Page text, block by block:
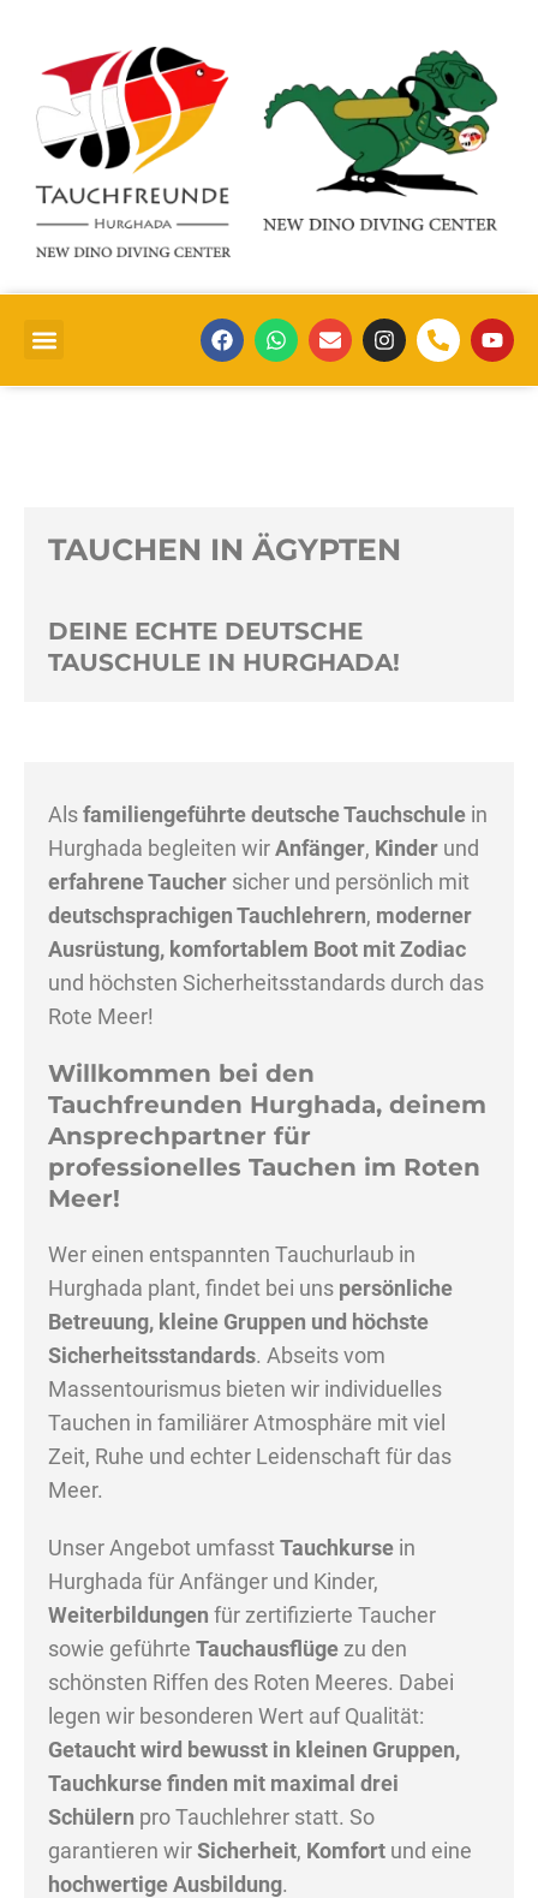
TAUCHEN IN ÄGYPTEN
DEINE ECHTE DEUTSCHE
TAUSCHULE IN HURGHADA!
Alsfamiliengeführte deutsche Tauchschule in
Hurghada begleiten wirAnfänger, Kinder und
erfahrene Taucher sicher und persönlich mit
deutschsprachigen Tauchlehrern, moderner
Ausrüstung, komfortablem Boot mit Zodiac
und höchsten Sicherheitsstandards durch das
Rote Meer!
Willkommen bei den
Tauchfreunden Hurghada, deinem
Ansprechpartner für
professionelles Tauchen im Roten
Meer!
Wer einen entspannten Tauchurlaub in
Hurghada plant, findet bei uns persönliche
Betreuung, kleine Gruppen und höchste
Sicherheitsstandards. Abseits vom
Massentourismus bieten wir individuelles
Tauchen in familiärer Atmosphäre mit viel
Zeit, Ruhe und echter Leidenschaft für das
Meer.
Unser Angebot umfasstTauchkurse in
Hurghada für Anfänger und Kinder,
Weiterbildungen für zertifizierte Taucher
sowie geführteTauchausflüge zu den
schönsten Riffen des Roten Meeres. Dabei
legen wir besonderen Wert auf Qualität:
Getaucht wird bewusst in kleinen Gruppen,
Tauchkurse finden mit maximal drei
Schülern pro Tauchlehrer statt. So
garantieren wirSicherheit, Komfort und eine
hochwertige Ausbildung.